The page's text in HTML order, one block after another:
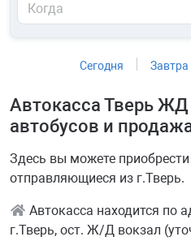
Сегодня Завтра
Автокасса Тверь ЖД
автобусов и
Здесь вы можете
отправляющиеся из г.Тверь.
Автокасса находится по
г.Тверь, ост. Ж/Д вокзал